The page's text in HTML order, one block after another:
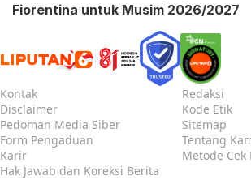
Fiorentina untuk Musim 2026/2027
Kontak
Redaksi
Disclaimer
Kode Etik
Pedoman Media Siber
Sitemap
Form Pengaduan
Tentang
Karir
Metode Cek
Hak Jawab dan Koreksi Berita